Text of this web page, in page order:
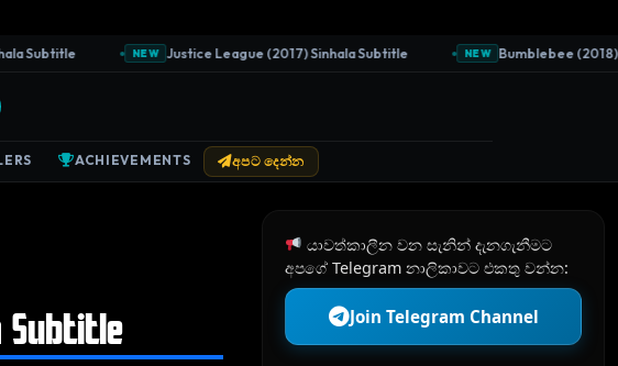
NEW Justice League (2017) Sinhala Subtitle NEW Bumblebee (2018)
ACHIEVEMENTS අපට දෙන්න
Subtitle
යාවත්කාලීන වන සැනින් දැනගැනීමට
අපගේ Telegram නාලිකාවට එකතු වන්න:
Join Telegram Channel